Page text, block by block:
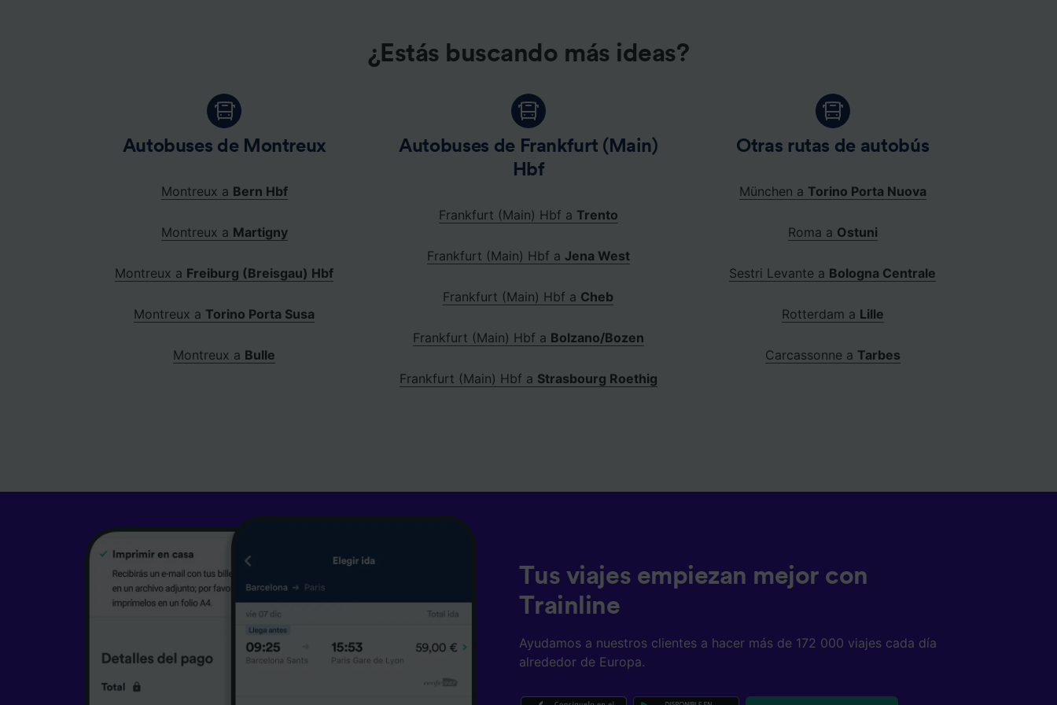
¿Estás buscando más ideas?
Autobuses de Montreux
Montreux a Bern Hbf
Montreux a Martigny
Montreux a Freiburg (Breisgau) Hbf
Montreux a Torino Porta Susa
Montreux a Bulle
Autobuses de Frankfurt (Main)
Hbf
Frankfurt (Main) Hbf a Trento
Frankfurt (Main) Hbf a Jena West
Frankfurt (Main) Hbf a Cheb
Frankfurt (Main) Hbf a Bolzano/Bozen
Frankfurt (Main) Hbf a Strasbourg Roethig
Otras rutas de autobús
München a Torino Porta Nuova
Roma a Ostuni
Sestri Levante a Bologna Centrale
Rotterdam a Lille
Carcassonne a Tarbes
Tus viajes empiezan mejor con
Trainline
Ayudamos a nuestros clientes a hacer más de 172 000 viajes cada día
alrededor de Europa.